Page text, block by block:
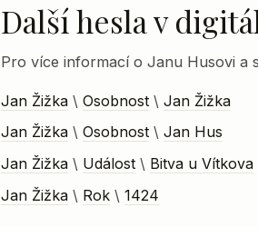
Další hesla v
Pro více informací o Janu Husovi a
Jan Žižka \ Osobnost \ Jan Žižka
Jan Žižka \ Osobnost \ Jan Hus
Jan Žižka \ Událost \ Bitva u Vítkova
Jan Žižka \ Rok \ 1424